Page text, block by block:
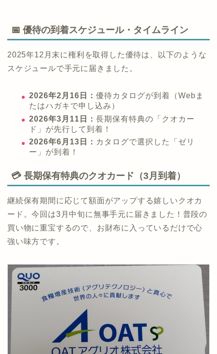
📅 優待の到着スケジュール・タイムライン
2025年12月末に権利を取得した優待は、以下のような
スケジュールで手元に届きました。
2026年2月16日： 優待カタログが到着（Webま
たはハガキで申し込み）
2026年3月11日： 長期保有特典の「クオカー
ド」が先行して到着！
2026年6月13日： カタログで選択した「ゼリ
ー」が到着！
💳 長期保有特典のクオカード（3月到着）
継続保有期間に応じて額面がアップする嬉しいクオカ
ード。今回は3月中旬に無事手元に届きました！普段の
買い物に重宝するので、お財布に入っているだけで心
強い味方です。